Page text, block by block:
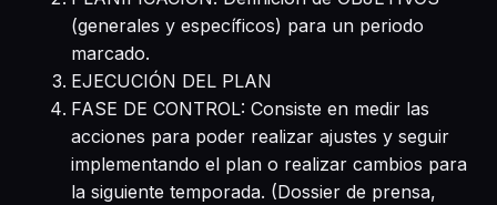
(generales y específicos) para un periodo
marcado.
EJECUCIÓN DEL PLAN
FASE DE CONTROL: Consiste en medir las
acciones para poder realizar ajustes y seguir
implementando el plan o realizar cambios para
la siguiente temporada. (Dossier de prensa,